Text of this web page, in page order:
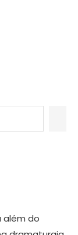
além do